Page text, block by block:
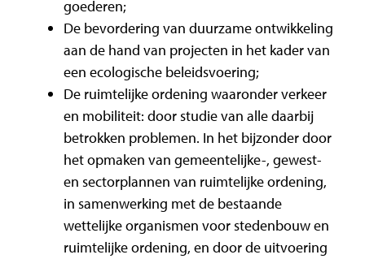
goederen;
De bevordering van duurzame ontwikkeling
aan de hand van projecten in het kader van
een ecologische beleidsvoering;
De ruimtelijke ordening waaronder verkeer
en mobiliteit: door studie van alle daarbij
betrokken problemen. In het bijzonder door
het opmaken van gemeentelijke-, gewest-
en sectorplannen van ruimtelijke ordening,
in samenwerking met de bestaande
wettelijke organismen voor stedenbouw en
ruimtelijke ordening, en door de uitvoering